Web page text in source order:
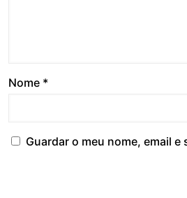
Nome *
Guardar o meu nome, email